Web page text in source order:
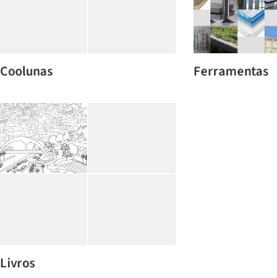
Coolunas Ferramentas
Livros